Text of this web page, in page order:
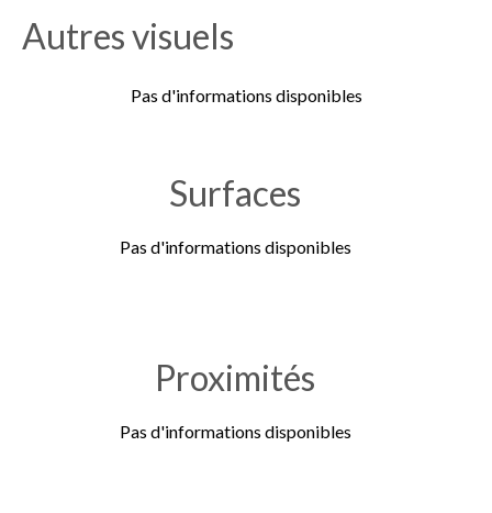
Autres visuels
Pas d'informations disponibles
Surfaces
Pas d'informations disponibles
Proximités
Pas d'informations disponibles